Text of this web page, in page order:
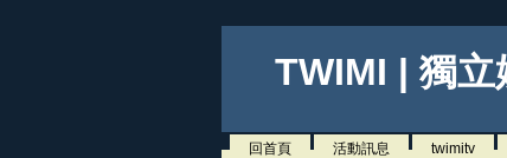
TWIMI | 獨立
回首頁 活動訊息 twimitv